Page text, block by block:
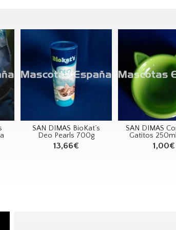
SAN DIMAS BioKat´s
Deo Pearls 700g
13,66€
SAN DIMAS
Gatitos
1,00€